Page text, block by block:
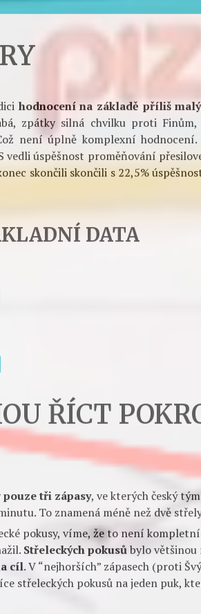
DATA MS 2015
přesilovka na MS? To
nutí brankáře k
(0,25).
zpátky silná chvilku proti Finům,
není úplně komplexní hodnocení.
úspěšnost proměňování
skončili skončili s 22,5%
DATA